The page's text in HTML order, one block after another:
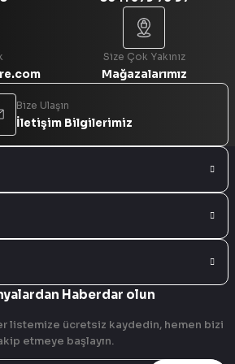
Size Çok Yakınız
Mağazalarımız
Bize Ulaşın
İletişim Bilgilerimiz
Haberdar olun
listemize ücretsiz kaydedin, hemen bizi
etmeye başlayın.